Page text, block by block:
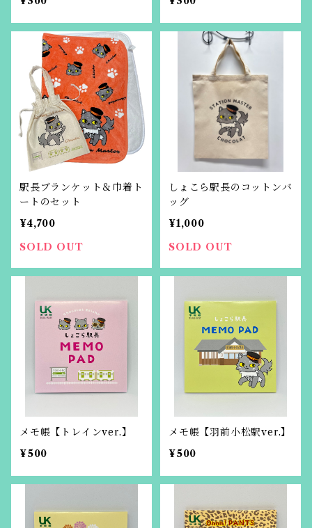
駅長ブランケット＆巾着ト
ートのセット
¥4,700
SOLD OUT
しょこら駅長のコットンバ
ッグ
¥1,000
SOLD OUT
メモ帳【トレインver.】
¥500
メモ帳【羽前小松駅ver.】
¥500